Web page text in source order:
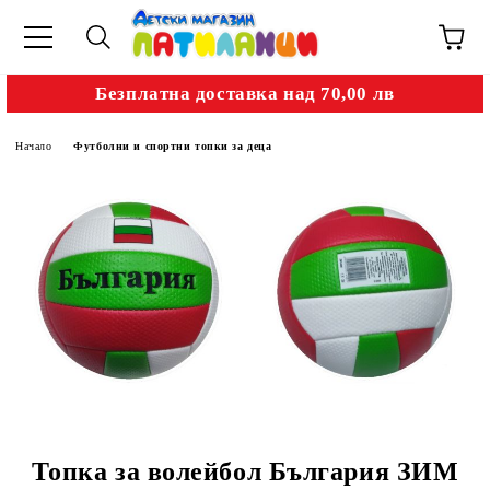
Безплатна доставка над 70,00 лв
Начало Футболни и спортни топки за деца
Топка за волейбол България ЗИМ